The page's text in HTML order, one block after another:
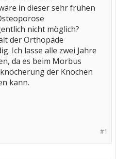
in dieser sehr frühen
nicht möglich?
der Orthopäde
Ich lasse alle zwei Jahre
da es beim Morbus
der Knochen
kann.
#1